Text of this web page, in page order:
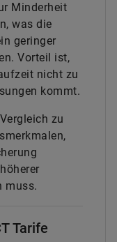
Minderheit
was die
geringer
Vorteil ist,
nicht zu
kommt.
zu
muss.
Tarife